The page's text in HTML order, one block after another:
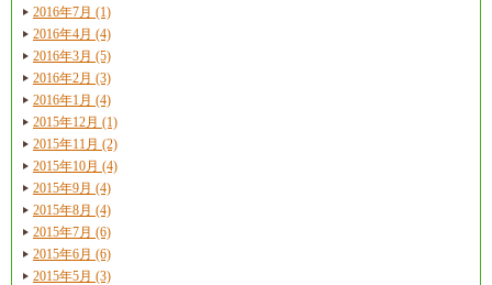
2016年7月 (1)
2016年4月 (4)
2016年3月 (5)
2016年2月 (3)
2016年1月 (4)
2015年12月 (1)
2015年11月 (2)
2015年10月 (4)
2015年9月 (4)
2015年8月 (4)
2015年7月 (6)
2015年6月 (6)
2015年5月 (3)